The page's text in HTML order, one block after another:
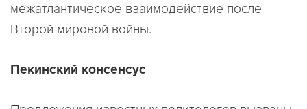
межатлантическое взаимодействие после
Второй мировой войны.
Пекинский консенсус